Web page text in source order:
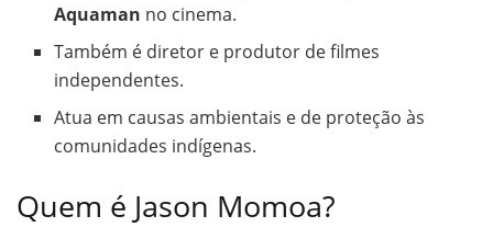
Aquaman no cinema.
Também é diretor e produtor de filmes
independentes.
Atua em causas ambientais e de proteção às
comunidades indígenas.
Quem é Jason Momoa?